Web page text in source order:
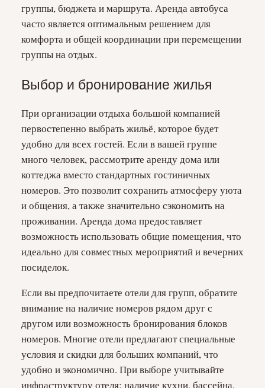
группы, бюджета и маршрута. Аренда автобуса
часто является оптимальным решением для
комфорта и общей координации при перемещении
группы на отдых.
Выбор и бронирование жилья
При организации отдыха большой компанией
первостепенно выбрать жильё, которое будет
удобно для всех гостей. Если в вашей группе
много человек, рассмотрите аренду дома или
коттеджа вместо стандартных гостиничных
номеров. Это позволит сохранить атмосферу уюта
и общения, а также значительно сэкономить на
проживании. Аренда дома предоставляет
возможность использовать общие помещения, что
идеально для совместных мероприятий и вечерних
посиделок.
Если вы предпочитаете отели для групп, обратите
внимание на наличие номеров рядом друг с
другом или возможность бронирования блоков
номеров. Многие отели предлагают специальные
условия и скидки для больших компаний, что
удобно и экономично. При выборе учитывайте
инфраструктуру отеля: наличие кухни, бассейна,